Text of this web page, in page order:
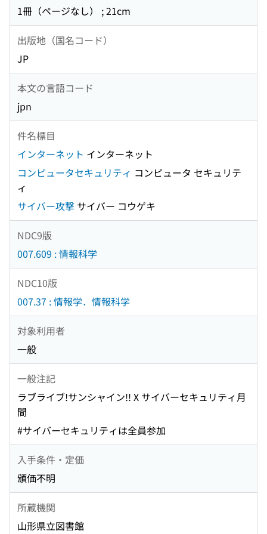
1冊（ページなし） ; 21cm
出版地（国名コード）
JP
本文の言語コード
jpn
件名標目
インターネット インターネット
コンピュータセキュリティ コンピュータ セキュリテ
ィ
サイバー攻撃 サイバー コウゲキ
NDC9版
007.609 : 情報科学
NDC10版
007.37 : 情報学．情報科学
対象利用者
一般
一般注記
ラブライブ!サンシャイン!! X サイバーセキュリティ月
間
#サイバーセキュリティは全員参加
入手条件・定価
頒価不明
所蔵機関
山形県立図書館